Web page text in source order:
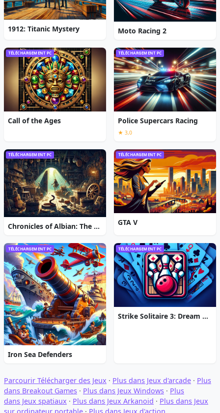
1912: Titanic Mystery Moto Racing 2
TÉLÉCHARGEMENT PC
Call of the Ages
TÉLÉCHARGEMENT PC
Police Supercars Racing
★ 3,0
TÉLÉCHARGEMENT PC
Chronicles of Albian: The Magic Convention
TÉLÉCHARGEMENT PC
GTA V
TÉLÉCHARGEMENT PC
Iron Sea Defenders
TÉLÉCHARGEMENT PC
Strike Solitaire 3: Dream Resort
Parcourir Télécharger des Jeux · Plus dans Jeux d'arcade · Plus
dans Breakout Games · Plus dans Jeux Windows · Plus
dans Jeux spatiaux · Plus dans Jeux Arkanoid · Plus dans Jeux